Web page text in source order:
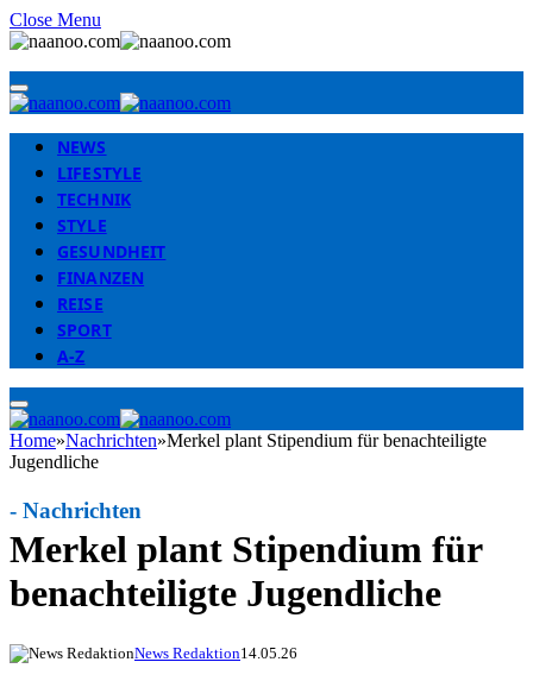
Close Menu
NEWS
LIFESTYLE
TECHNIK
STYLE
GESUNDHEIT
FINANZEN
REISE
SPORT
A-Z
Home»Nachrichten»Merkel plant Stipendium für benachteiligte
Jugendliche
Merkel plant Stipendium für
benachteiligte Jugendliche
- Nachrichten
News Redaktion14.05.26